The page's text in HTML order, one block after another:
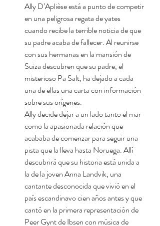
Ally D’Aplièse está a punto de competir
en una peligrosa regata de yates
cuando recibe la terrible noticia de que
su padre acaba de fallecer. Al reunirse
con sus hermanas en la mansión de
Suiza descubren que su padre, el
misterioso Pa Salt, ha dejado a cada
una de ellas una carta con información
sobre sus orígenes.
Ally decide dejar a un lado tanto el mar
como la apasionada relación que
acababa de comenzar para seguir una
pista que la lleva hasta Noruega. Allí
descubrirá que su historia está unida a
la de la joven Anna Landvik, una
cantante desconocida que vivió en el
país escandinavo cien años antes y que
cantó en la primera representación de
Peer Gynt de Ibsen con música de